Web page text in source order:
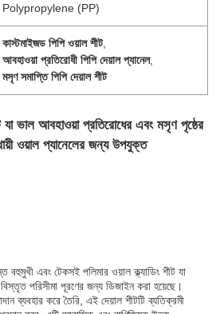
Polypropylene (PP)
কাস্টমাইজড পিপি ওয়াল শীট,
আবহাওয়া প্রতিরোধী পিপি দেয়াল প্যানেল,
মসৃণ সমাপ্তি পিপি দেয়াল শীট
যা ভাল আবহাওয়া প্রতিরোধের এবং মসৃণ পৃষ্ঠের
ওয়াল প্যানেলের জন্য উপযুক্ত
এবং টেকসই পলিমার ওয়াল ক্ল্যাডিং শীট যা
বিস্তৃত পরিসীমা পূরণের জন্য ডিজাইন করা হয়েছে।
ব্যবহার করে তৈরি, এই দেয়াল শীটটি ব্যতিক্রমী